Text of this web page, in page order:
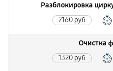
Разблокировка
2160 руб
Очистка
1320 руб